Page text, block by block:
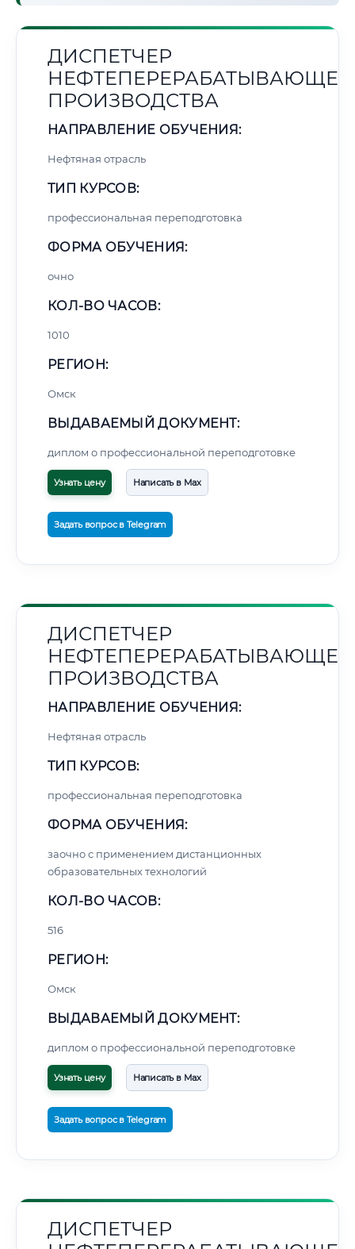
ДИСПЕТЧЕР
ПРОИЗВОДСТВА
НАПРАВЛЕНИЕ ОБУЧЕНИЯ:
Нефтяная отрасль
ТИП КУРСОВ:
профессиональная переподготовка
ФОРМА ОБУЧЕНИЯ:
очно
КОЛ-ВО ЧАСОВ:
1010
РЕГИОН:
Омск
ВЫДАВАЕМЫЙ ДОКУМЕНТ:
диплом о профессиональной переподготовке
Узнать цену Написать в Max
Задать вопрос в Telegram
ДИСПЕТЧЕР
ПРОИЗВОДСТВА
НАПРАВЛЕНИЕ ОБУЧЕНИЯ:
Нефтяная отрасль
ТИП КУРСОВ:
профессиональная переподготовка
ФОРМА ОБУЧЕНИЯ:
заочно с применением дистанционных
образовательных технологий
КОЛ-ВО ЧАСОВ:
516
РЕГИОН:
Омск
ВЫДАВАЕМЫЙ ДОКУМЕНТ:
диплом о профессиональной переподготовке
Узнать цену Написать в Max
Задать вопрос в Telegram
ДИСПЕТЧЕР